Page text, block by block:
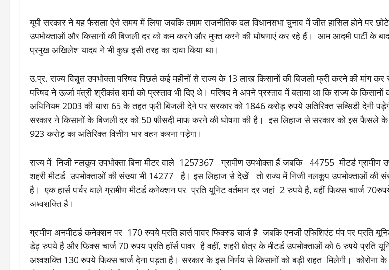
यूपी सरकार ने यह फैसला ऐसे समय में लिया जबकि तमाम राजनीतिक दल विधानसभा चुनाव में जीत हासिल होने पर
उपभोक्ताओं और किसानों की बिजली दर को कम करने और मुफ्त करने की घोषणाएं कर रहे हैं। आम आदमी पार्टी के बाद
प्रमुख अखिलेश यादव ने भी कुछ इसी तरह का दावा किया था।
उ.प्र. राज्य विद्युत उपभोक्ता परिषद पिछले कई महीनों से राज्य के 13 लाख किसानों की बिजली फ्री करने की मांग कर
परिषद ने ऊर्जा मंत्री श्रीकांत शर्मा को प्रस्ताव भी दिए थे। परिषद ने अपने प्रस्ताव में बताया था कि राज्य के किसानों
अधिनियम 2003 की धारा 65 के तहत फ्री बिजली देने पर सरकार को 1846 करोड़ रुपये अतिरिक्त सब्सिडी देनी
सरकार ने किसानों के बिजली दर को 50 फीसदी माफ करने की घोषणा की है। इस लिहाज से सरकार को इस फैसले के
923 करोड़ का अतिरिक्त वित्तीय भार वहन करना पड़ेगा।
राज्य में निजी नलकूप उपभोक्ता बिना मीटर वाले 1257367 ग्रामीण उपभोक्ता हैं जबकि 44755 मीटर्ड ग्रामीण
शहरी मीटर्ड उपभोक्ताओं की संख्या भी 14277 है। इस लिहाज से देखें तो राज्य में निजी नलकूप उपभोक्ताओं की
है। एक हार्स पार्वर वाले ग्रामीण मीटर्ड कनेक्शन पर प्रति यूनिट वर्तमान दर जहां 2 रुपये है, वहीं फिक्स चाार्ज
अश्वशक्ति है।
ग्रामीण अनमीटर्ड कनेक्शन पर 170 रुपये प्रति हार्स पावर फिक्स्ड चार्ज है जबकि एनर्जी एफिशिएंट पंप पर प्रति
डेढ़ रुपये है और फिक्स चार्ज 70 रुपय प्रति हॉर्स पावर है वहीं, शहरी क्षेत्र के मीटर्ड उपभोक्ताओं को 6 रुपये प्रति
अश्वशक्ति 130 रुपये फिक्स चार्ज देना पड़ता है। सरकार के इस निर्णय से किसानों को बड़ी राहत मिलेगी। कोरोना